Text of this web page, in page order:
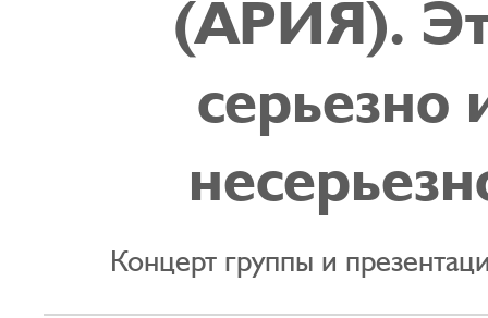
(АРИЯ).
серьезно
Концерт группы и